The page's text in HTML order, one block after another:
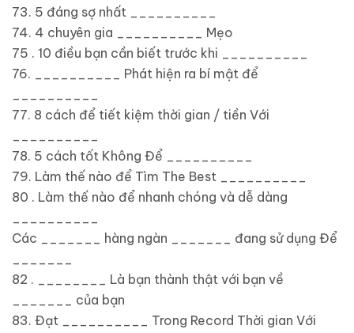
73. 5 đáng sợ nhất __________
74. 4 chuyên gia __________ Mẹo
75 . 10 điều bạn cần biết trước khi __________
76. __________ Phát hiện ra bí mật để
77. 8 cách để tiết kiệm thời gian / tiền Với
78. 5 cách tốt Không Để __________
79. Làm thế nào để Tìm The Best __________
80 . Làm thế nào để nhanh chóng và dễ dàng
Các _______ hàng ngàn _______ đang sử dụng Để
82 . ________ Là bạn thành thật với bạn về
_______ của bạn
83. Đạt __________ Trong Record Thời gian Với